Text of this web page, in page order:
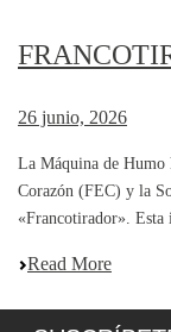
26 junio, 2026
La Máquina de Humo
Corazón (FEC) y la
«Francotirador».
Read More